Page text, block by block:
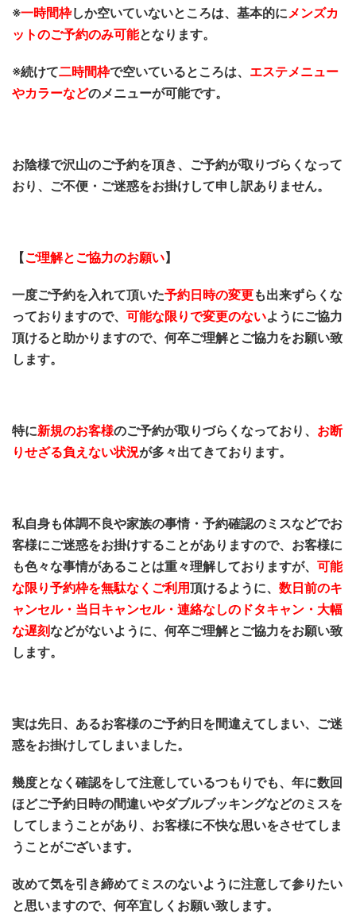
※一時間枠しか空いていないところは、基本的にメンズカ
ットのご予約のみ可能となります。
※続けて二時間枠で空いているところは、 エステメニュー
やカラーなどのメニューが可能です。
お陰様で沢山のご予約を頂き、ご予約が取りづらくなって
おり、ご不便・ご迷惑をお掛けして申し訳ありません。
【ご理解とご協力のお願い】
一度ご予約を入れて頂いた予約日時の変更も出来ずらくな
っておりますので、 可能な限りで変更のないようにご協力
頂けると助かりますので、何卒ご理解とご協力をお願い致
します。
特に新規のお客様のご予約が取りづらくなっており、 お断
りせざる負えない状況が多々出てきております。
私自身も体調不良や家族の事情・予約確認のミスなどでお
客様にご迷惑をお掛けすることがありますので、お客様に
も色々な事情があることは重々理解しておりますが、 可能
な限り予約枠を無駄なくご利用頂けるように、 数日前のキ
ャンセル・当日キャンセル・連絡なしのドタキャン・大幅
な遅刻などがないように、何卒ご理解とご協力をお願い致
します。
実は先日、あるお客様のご予約日を間違えてしまい、ご迷
惑をお掛けしてしまいました。
幾度となく確認をして注意しているつもりでも、年に数回
ほどご予約日時の間違いやダブルブッキングなどのミスを
してしまうことがあり、お客様に不快な思いをさせてしま
うことがございます。
改めて気を引き締めてミスのないように注意して参りたい
と思いますので、何卒宜しくお願い致します。